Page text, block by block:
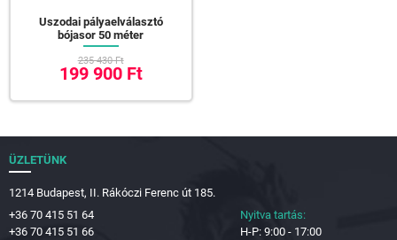
Uszodai pályaelválasztó
bójasor 50 méter
235 430 Ft
199 900 Ft
ÜZLETÜNK
1214 Budapest, II. Rákóczi Ferenc út 185.
+36 70 415 51 64
+36 70 415 51 66
Nyitva tartás:
H-P: 9:00 - 17:00